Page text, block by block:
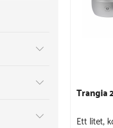
Trangia
Ett litet,